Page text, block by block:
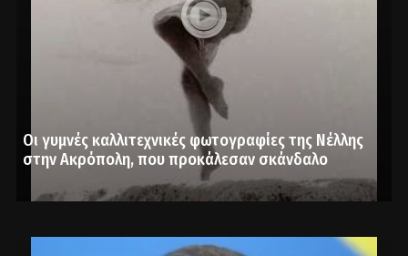
Οι γυμνές καλλιτεχνικές φωτογραφίες της Νέλλης
στην Ακρόπολη, που προκάλεσαν σκάνδαλο